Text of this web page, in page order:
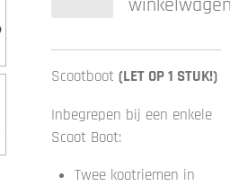
Scootboot (LET OP 1 STUK!)
Inbegrepen bij een enkele
Scoot Boot:
Twee kootriemen in